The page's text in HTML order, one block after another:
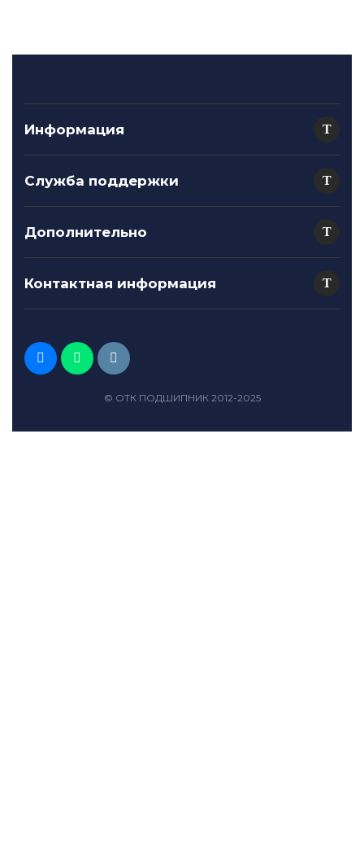
Информация
Служба поддержки
Дополнительно
Контактная информация
© ОТК ПОДШИПНИК 2012-2025